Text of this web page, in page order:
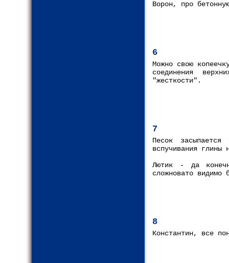
Ворон, про
6
Можно свою
соединения
"жесткости".
7
Песок
вспучивания глины
Лютик - да
сложновато
8
Константин, все